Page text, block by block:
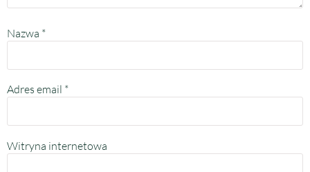
Nazwa *
Adres email *
Witryna internetowa